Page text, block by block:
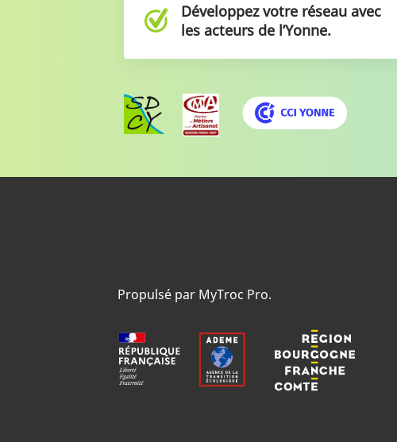
Développez votre réseau avec
les acteurs de l’Yonne.
Propulsé par MyTroc Pro.